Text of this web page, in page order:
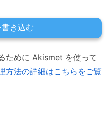
き込む
ために Akismet を使って
方法の詳細はこちらをご覧